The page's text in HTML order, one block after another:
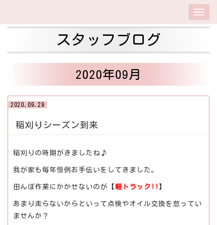
スタッフブログ
2020年09月
2020.09.29
稲刈りシーズン到来
稲刈りの時期がきましたね♪
我が家も毎年恒例お手伝いをしてきました。
田んぼ作業にかかせないのが【 軽トラック!! 】
あまり走らないからといって点検やオイル交換を怠ってい
ませんか？